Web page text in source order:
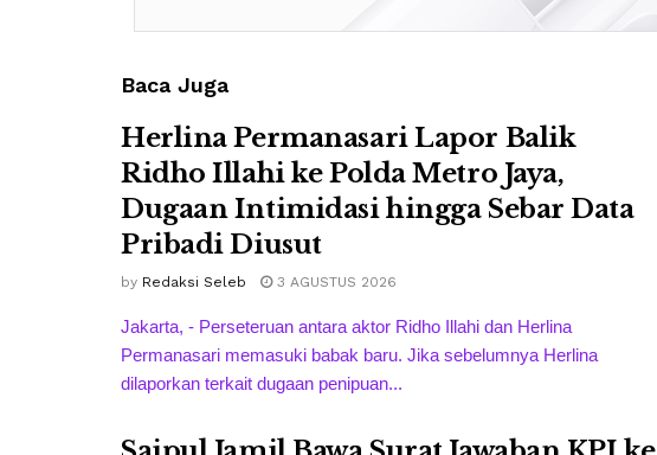
Baca Juga
Herlina Permanasari Lapor Balik
Ridho Illahi ke Polda Metro Jaya,
Dugaan Intimidasi hingga Sebar Data
Pribadi Diusut
by Redaksi Seleb 3 AGUSTUS 2026
Jakarta, - Perseteruan antara aktor Ridho Illahi dan Herlina
Permanasari memasuki babak baru. Jika sebelumnya Herlina
dilaporkan terkait dugaan penipuan...